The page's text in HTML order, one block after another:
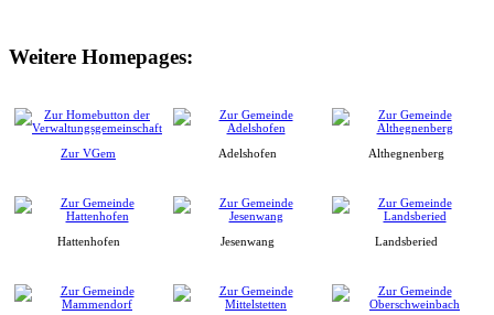
Weitere Homepages:
Zur VGem Adelshofen Althegnenberg
Hattenhofen Jesenwang Landsberied